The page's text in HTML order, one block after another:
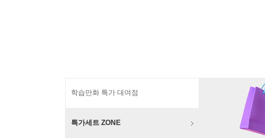
학습만화 특가 대여점
특가세트 ZONE